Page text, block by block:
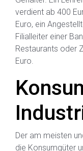
verdient ab 400
Euro, ein
Filialleiter einer
Restaurants oder
Euro.
Der am meisten
die Konsumgüter